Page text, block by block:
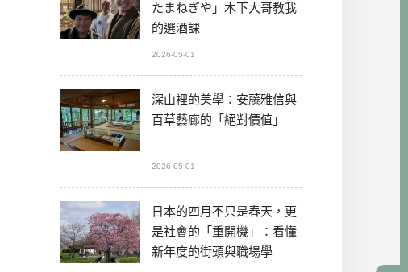
たまねぎや」木下大哥教我
的選酒課
2026-05-01
深山裡的美學：安藤雅信與
百草藝廊的「絕對價值」
2026-05-01
日本的四月不只是春天，更
是社會的「重開機」：看懂
新年度的街頭與職場學